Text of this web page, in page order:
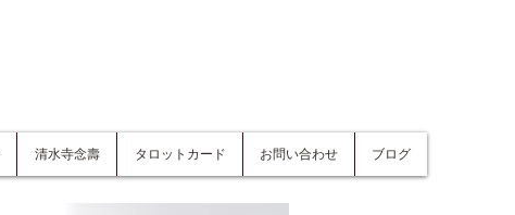
清水寺念壽 タロットカード お問い合わせ ブログ